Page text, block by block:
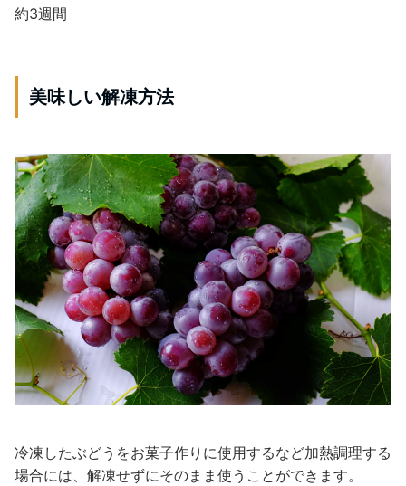
約3週間
美味しい解凍方法
冷凍したぶどうをお菓子作りに使用するなど加熱調理する
場合には、解凍せずにそのまま使うことができます。